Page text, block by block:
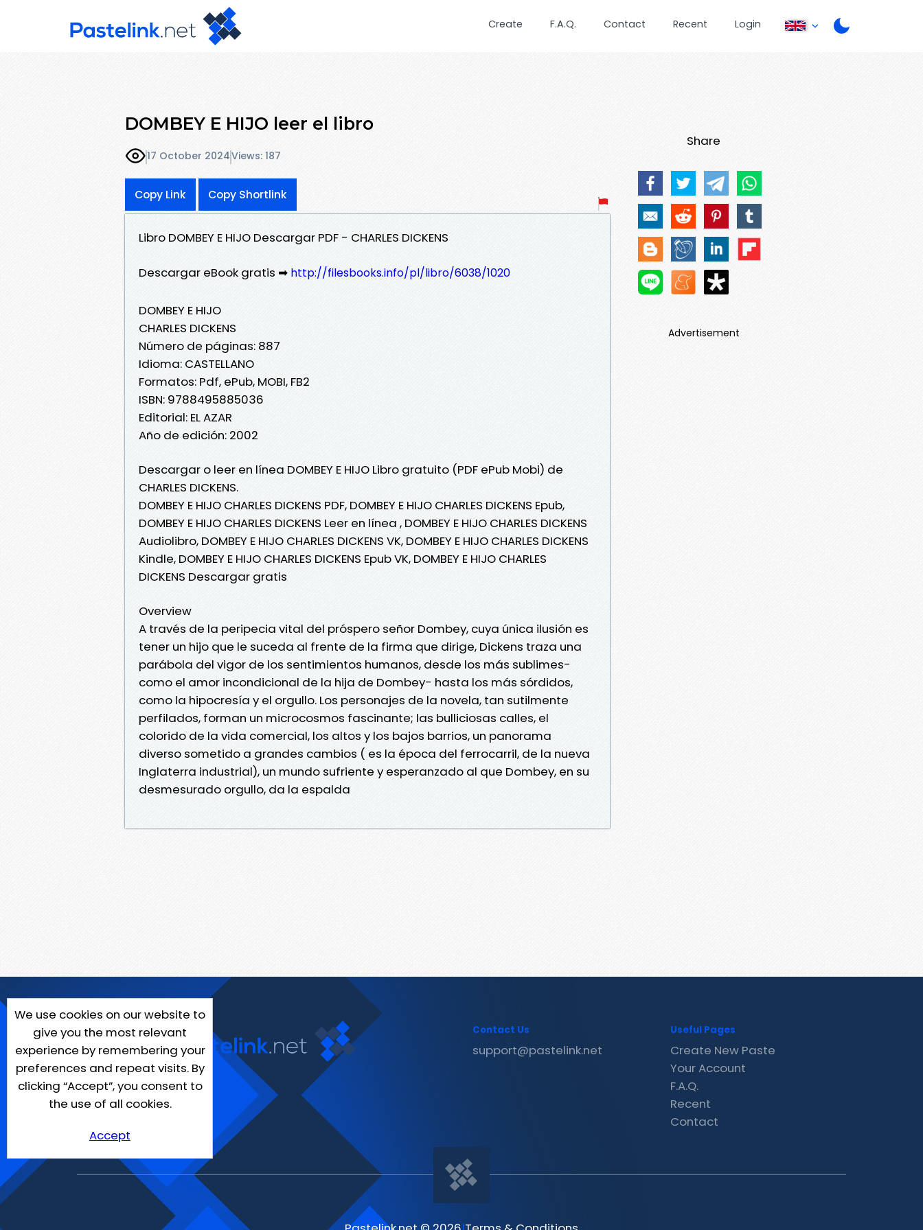
Create F.A.Q. Contact Recent Login
DOMBEY E HIJO leer el libro
17 October 2024Views: 187
Copy Link Copy Shortlink
Libro DOMBEY E HIJO Descargar PDF - CHARLES DICKENS
Descargar eBook gratis ➡ http://filesbooks.info/pl/libro/6038/1020
DOMBEY E HIJO
CHARLES DICKENS
Número de páginas: 887
Idioma: CASTELLANO
Formatos: Pdf, ePub, MOBI, FB2
ISBN: 9788495885036
Editorial: EL AZAR
Año de edición: 2002
Descargar o leer en línea DOMBEY E HIJO Libro gratuito (PDF ePub Mobi) de
CHARLES DICKENS.
DOMBEY E HIJO CHARLES DICKENS PDF, DOMBEY E HIJO CHARLES DICKENS Epub,
DOMBEY E HIJO CHARLES DICKENS Leer en línea , DOMBEY E HIJO CHARLES DICKENS
Audiolibro, DOMBEY E HIJO CHARLES DICKENS VK, DOMBEY E HIJO CHARLES DICKENS
Kindle, DOMBEY E HIJO CHARLES DICKENS Epub VK, DOMBEY E HIJO CHARLES
DICKENS Descargar gratis
Overview
A través de la peripecia vital del próspero señor Dombey, cuya única ilusión es
tener un hijo que le suceda al frente de la firma que dirige, Dickens traza una
parábola del vigor de los sentimientos humanos, desde los más sublimes-
como el amor incondicional de la hija de Dombey- hasta los más sórdidos,
como la hipocresía y el orgullo. Los personajes de la novela, tan sutilmente
perfilados, forman un microcosmos fascinante; las bulliciosas calles, el
colorido de la vida comercial, los altos y los bajos barrios, un panorama
diverso sometido a grandes cambios ( es la época del ferrocarril, de la nueva
Inglaterra industrial), un mundo sufriente y esperanzado al que Dombey, en su
desmesurado orgullo, da la espalda
Share
Advertisement
We use cookies on our website to
give you the most relevant
experience by remembering your
preferences and repeat visits. By
clicking “Accept”, you consent to
the use of all cookies.
Accept
Contact Us
support@pastelink.net
Useful Pages
Create New Paste
Your Account
F.A.Q.
Recent
Contact